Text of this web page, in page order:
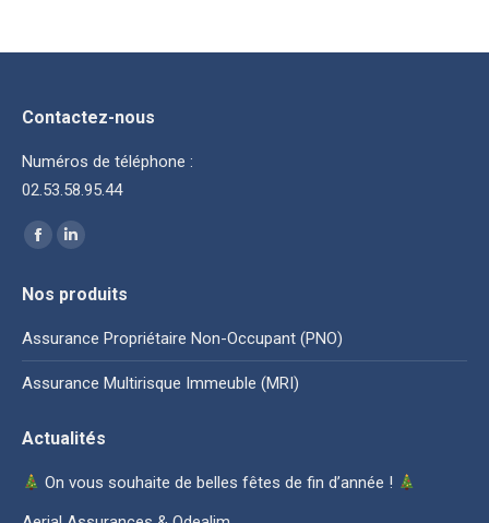
Contactez-nous
Numéros de téléphone :
02.53.58.95.44
Trouvez nous sur :
La
Facebook
s'ouvre
dans
une
fenêtre
La
LinkedIn
s'ouvre
dans
une
fenêtre
Nos produits
Assurance Propriétaire Non-Occupant (PNO)
Assurance Multirisque Immeuble (MRI)
Actualités
On vous souhaite de belles fêtes de fin d’année !